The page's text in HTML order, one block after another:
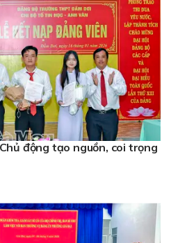
động tạo nguồn, coi trọng